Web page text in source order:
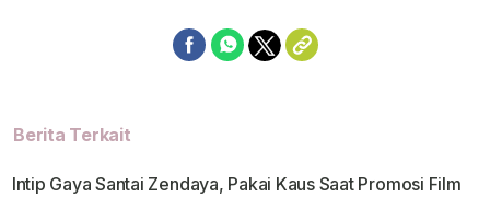
Berita Terkait
Intip Gaya Santai Zendaya, Pakai Kaus Saat Promosi Film